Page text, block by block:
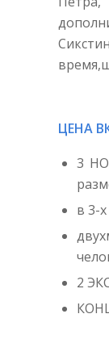
ЦЕНА
3
в 3-
2